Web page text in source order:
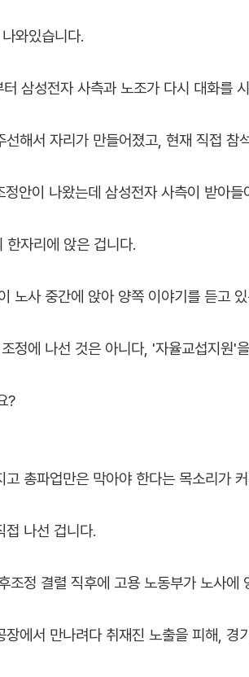
와있습니다.
삼성전자 사측과 노조가 다시 대화를
해서 자리가 만들어졌고, 현재 직접 참
안이 나왔는데 삼성전자 사측이 받아
자리에 앉은 겁니다.
노사 중간에 앉아 양쪽 이야기를 듣고
정에 나선 것은 아니다, '자율교섭지원'
?
총파업만은 막아야 한다는 목소리가
접 나선 겁니다.
조정 결렬 직후에 고용 노동부가 노사에
장에서 만나려다 취재진 노출을 피해, 경